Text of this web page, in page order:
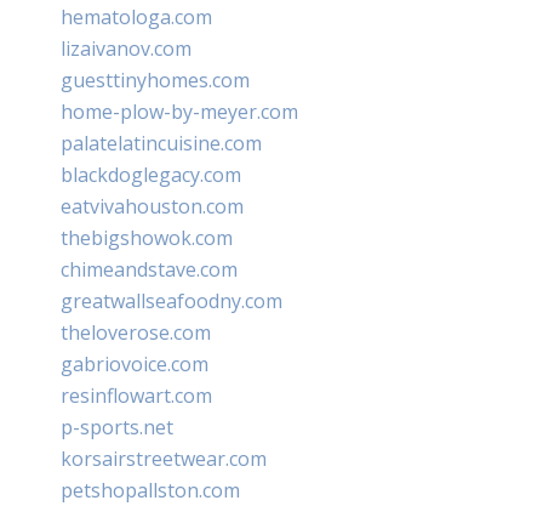
hematologa.com
lizaivanov.com
guesttinyhomes.com
home-plow-by-meyer.com
palatelatincuisine.com
blackdoglegacy.com
eatvivahouston.com
thebigshowok.com
chimeandstave.com
greatwallseafoodny.com
theloverose.com
gabriovoice.com
resinflowart.com
p-sports.net
korsairstreetwear.com
petshopallston.com